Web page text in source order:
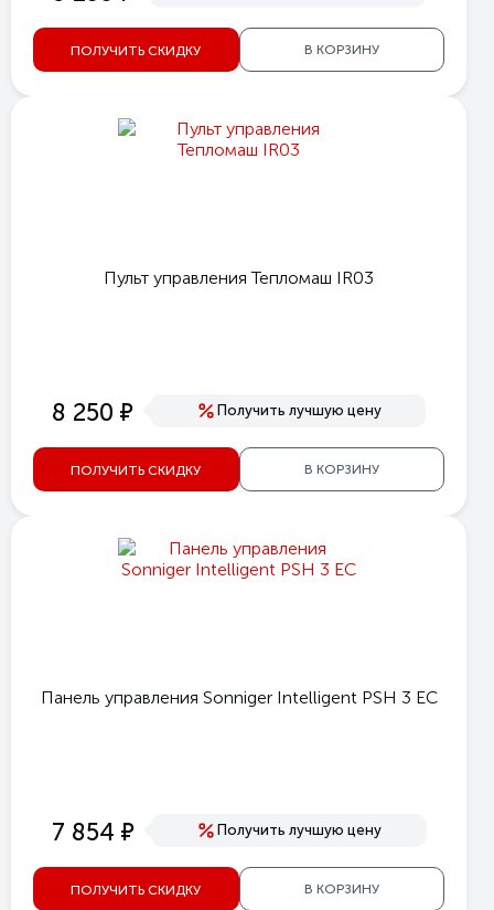
ПОЛУЧИТЬ СКИДКУ В КОРЗИНУ
Пульт управления Тепломаш IR03
8 250 е Получить лучшую цену
ПОЛУЧИТЬ СКИДКУ В КОРЗИНУ
Панель управления Sonniger Intelligent PSH 3 EC
7 854 е Получить лучшую цену
ПОЛУЧИТЬ СКИДКУ В КОРЗИНУ